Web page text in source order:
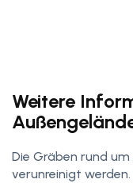
Weitere
Die Gräben rund
verunreinigt